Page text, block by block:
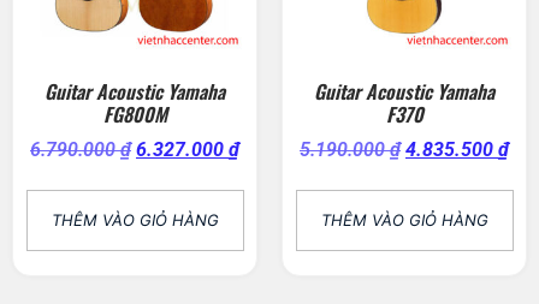
Guitar Acoustic Yamaha
FG800M
6.790.000₫ 6.327.000 ₫
THÊM VÀO GIỎ HÀNG
Guitar Acoustic Yamaha
F370
5.190.000₫ 4.835.500 ₫
THÊM VÀO GIỎ HÀNG